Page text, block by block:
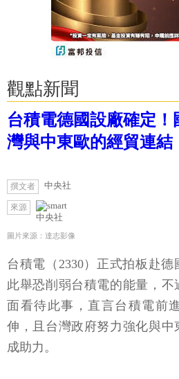
觀點新聞
台積電德國設廠確定！
灣與中東歐的經貿連結
撰文者 中央社
來源
中央社
圖片來源：達志影像
台積電（2330）正式拍板赴
此舉恐削弱台積電的能量，
面看待此事，直言台積電前
伸，且台灣政府努力強化與中
成助力。